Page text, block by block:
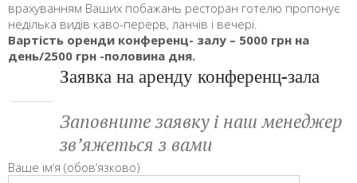
врахуванням Ваших побажань ресторан готелю пропонує
неділька видів каво-перерв, ланчів і вечері.
Вартість оренди конференц- залу – 5000 грн на
день/2500 грн -половина дня.
Заявка на аренду конференц-зала
Заповните заявку і наш менеджер
звʼяжеться з вами
Ваше імʼя (обовʼязково)